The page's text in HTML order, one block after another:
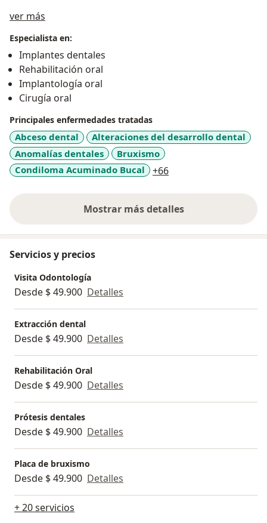
ver más
Especialista en:
Implantes dentales
Rehabilitación oral
Implantología oral
Cirugía oral
Principales enfermedades tratadas
Abceso dental
Alteraciones del desarrollo dental
Anomalías dentales
Bruxismo
Condiloma Acuminado Bucal
+66
Mostrar más detalles
sobre la experiencia
Servicios y precios
Visita Odontología
Desde $ 49.900 Detalles
Extracción dental
Desde $ 49.900 Detalles
Rehabilitación Oral
Desde $ 49.900 Detalles
Prótesis dentales
Desde $ 49.900 Detalles
Placa de bruxismo
Desde $ 49.900 Detalles
+ 20 servicios